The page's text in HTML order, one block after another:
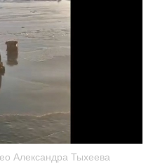
Александра Тыхеева